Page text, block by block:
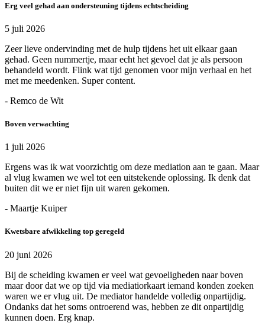
Erg veel gehad aan ondersteuning tijdens echtscheiding
5 juli 2026
Zeer lieve ondervinding met de hulp tijdens het uit elkaar gaan
gehad. Geen nummertje, maar echt het gevoel dat je als persoon
behandeld wordt. Flink wat tijd genomen voor mijn verhaal en het
met me meedenken. Super content.
- Remco de Wit
Boven verwachting
1 juli 2026
Ergens was ik wat voorzichtig om deze mediation aan te gaan. Maar
al vlug kwamen we wel tot een uitstekende oplossing. Ik denk dat
buiten dit we er niet fijn uit waren gekomen.
- Maartje Kuiper
Kwetsbare afwikkeling top geregeld
20 juni 2026
Bij de scheiding kwamen er veel wat gevoeligheden naar boven
maar door dat we op tijd via mediatiorkaart iemand konden zoeken
waren we er vlug uit. De mediator handelde volledig onpartijdig.
Ondanks dat het soms ontroerend was, hebben ze dit onpartijdig
kunnen doen. Erg knap.